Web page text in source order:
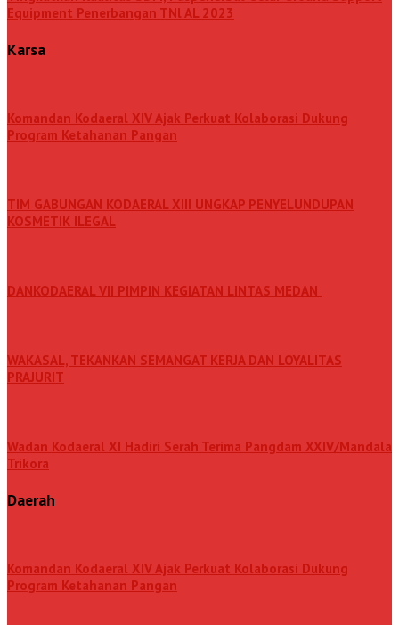
Equipment Penerbangan TNl AL 2023
Karsa
Komandan Kodaeral XIV Ajak Perkuat Kolaborasi Dukung
Program Ketahanan Pangan
TIM GABUNGAN KODAERAL XIII UNGKAP PENYELUNDUPAN
KOSMETIK ILEGAL
DANKODAERAL VII PIMPIN KEGIATAN LINTAS MEDAN
WAKASAL, TEKANKAN SEMANGAT KERJA DAN LOYALITAS
PRAJURIT
Wadan Kodaeral XI Hadiri Serah Terima Pangdam XXIV/Mandala
Trikora
Daerah
Komandan Kodaeral XIV Ajak Perkuat Kolaborasi Dukung
Program Ketahanan Pangan